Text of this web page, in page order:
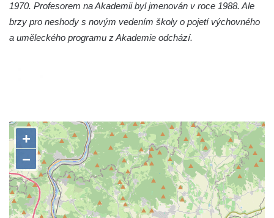
Sadech v Českých Budějovicích
Socha Mateřství v parku Na Sadech v
Českých Budějovicích
Socha Civilizovaní na Husově třídě v
Českých Budějovicích
Socha svatého Jana Nepomuckého Na
Sadech u Mlýnské stoky v Českých
Budějovicích
1970. Profesorem na Akademii byl jmenován v roce 1988. Ale
brzy pro neshody s novým vedením školy o pojetí výchovného
a uměleckého programu z Akademie odchází.